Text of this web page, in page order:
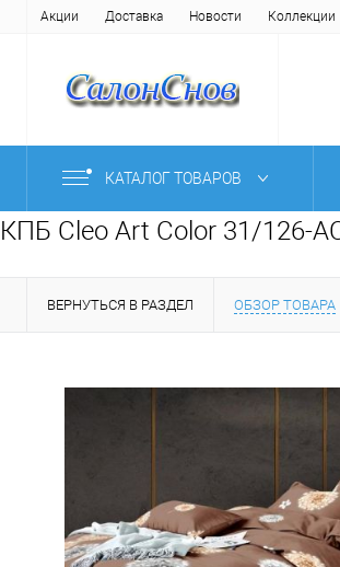
Акции Доставка Новости Коллекции
КАТАЛОГ ТОВАРОВ
КПБ Cleo Art Color 31/126-
ВЕРНУТЬСЯ В РАЗДЕЛ ОБЗОР ТОВАРА